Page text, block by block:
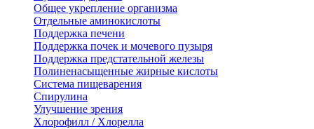
Общее укрепление организма
Отдельные аминокислоты
Поддержка печени
Поддержка почек и мочевого пузыря
Поддержка предстательной железы
Полиненасыщенные жирные кислоты
Система пищеварения
Спирулина
Улучшение зрения
Хлорофилл / Хлорелла